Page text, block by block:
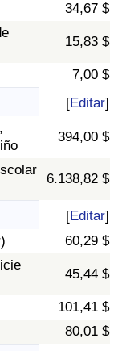
34,67 $
15,83 $
7,00 $
[Editar]
394,00 $
6.138,82 $
[Editar]
60,29 $
45,44 $
101,41 $
80,01 $